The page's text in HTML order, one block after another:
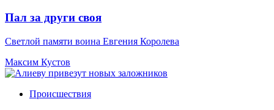
Пал за други своя
Светлой памяти воина Евгения Королева
Максим Кустов
Происшествия